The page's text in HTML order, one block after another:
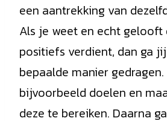
een aantrekking van
Als je weet en echt gelooft
positiefs verdient, dan ga
bepaalde manier
bijvoorbeeld doelen en
deze te bereiken. Daarna